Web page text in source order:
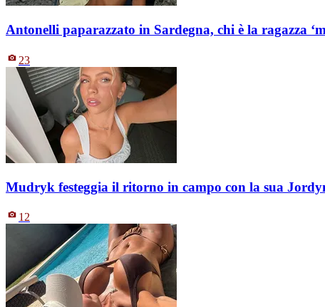
Antonelli paparazzato in Sardegna, chi è la ragazza
23
Mudryk festeggia il ritorno in campo con la sua
12